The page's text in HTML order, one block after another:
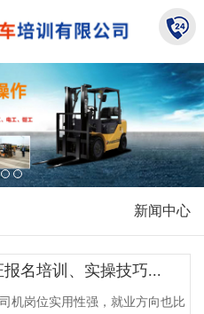
新闻中心
名培训、实操技巧...
机岗位实用性强，就业方向也比